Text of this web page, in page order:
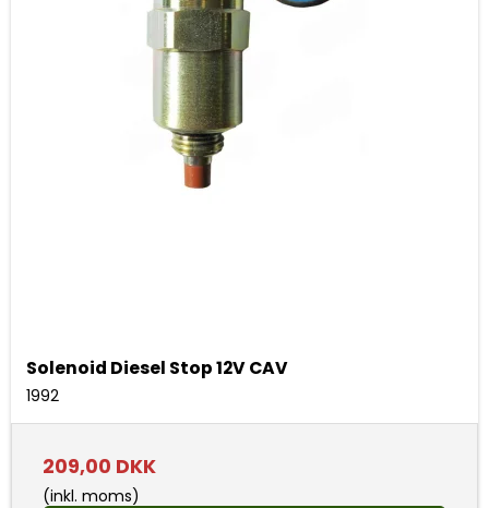
Solenoid Diesel Stop 12V CAV
1992
209,00 DKK
(inkl. moms)